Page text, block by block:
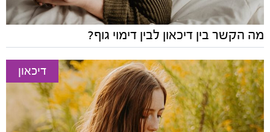
מה הקשר בין דיכאון לבין דימוי גוף?
דיכאון